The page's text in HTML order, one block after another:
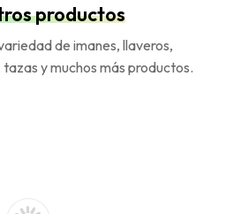
productos
de imanes, llaveros,
y muchos más productos.